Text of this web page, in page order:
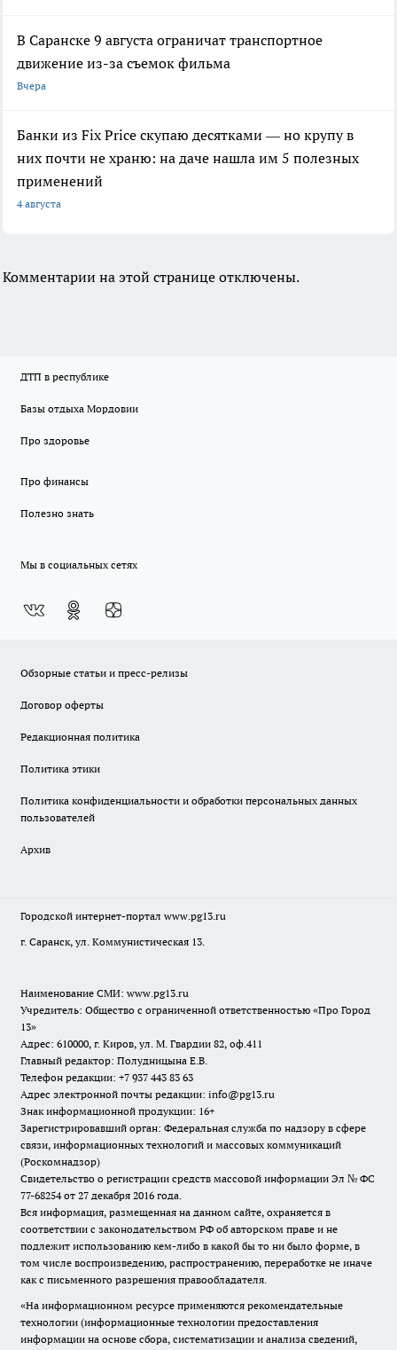
В Саранске 9 августа ограничат транспортное
движение из-за съемок фильма
Вчера
Банки из Fix Price скупаю десятками — но крупу в
них почти не храню: на даче нашла им 5 полезных
применений
4 августа
Комментарии на этой странице отключены.
ДТП в республике
Базы отдыха Мордовии
Про здоровье
Про финансы
Полезно знать
Мы в социальных сетях
Обзорные статьи и пресс-релизы
Договор оферты
Редакционная политика
Политика этики
Политика конфиденциальности и обработки персональных данных
пользователей
Архив
Городской интернет-портал www.pg13.ru
г. Саранск, ул. Коммунистическая 13.
Наименование СМИ: www.pg13.ru
Учредитель: Общество с ограниченной ответственностью «Про Город
13»
Адрес: 610000, г. Киров, ул. М. Гвардии 82, оф.411
Главный редактор: Полудницына Е.В.
Телефон редакции: +7 937 443 83 63
Адрес электронной почты редакции: info@pg13.ru
Знак информационной продукции: 16+
Зарегистрировавший орган: Федеральная служба по надзору в сфере
связи, информационных технологий и массовых коммуникаций
(Роскомнадзор)
Свидетельство о регистрации средств массовой информации Эл № ФС
77-68254 от 27 декабря 2016 года.
Вся информация, размещенная на данном сайте, охраняется в
соответствии с законодательством РФ об авторском праве и не
подлежит использованию кем-либо в какой бы то ни было форме, в
том числе воспроизведению, распространению, переработке не иначе
как с письменного разрешения правообладателя.
«На информационном ресурсе применяются рекомендательные
технологии (информационные технологии предоставления
информации на основе сбора, систематизации и анализа сведений,